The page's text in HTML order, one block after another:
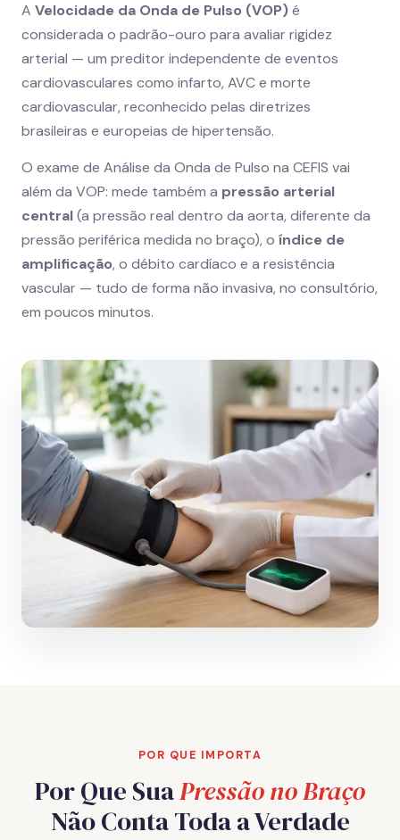
A Velocidade da Onda de Pulso (VOP)é
considerada o padrão-ouro para avaliar rigidez
arterial — um preditor independente de eventos
cardiovasculares como infarto, AVC e morte
cardiovascular, reconhecido pelas diretrizes
brasileiras e europeias de hipertensão.
O exame de Análise da Onda de Pulso na CEFIS vai
além da VOP: mede também a pressão arterial
central(a pressão real dentro da aorta, diferente da
pressão periférica medida no braço), o índice de
amplificação, o débito cardíaco e a resistência
vascular — tudo de forma não invasiva, no consultório,
em poucos minutos.
POR QUE IMPORTA
Por Que SuaPressão no Braço
Não Conta Toda a Verdade